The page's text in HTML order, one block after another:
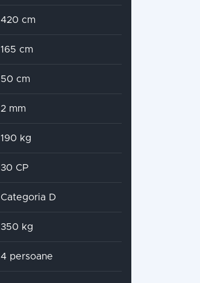
420 cm
165 cm
50 cm
2 mm
190 kg
30 CP
Categoria D
350 kg
4 persoane